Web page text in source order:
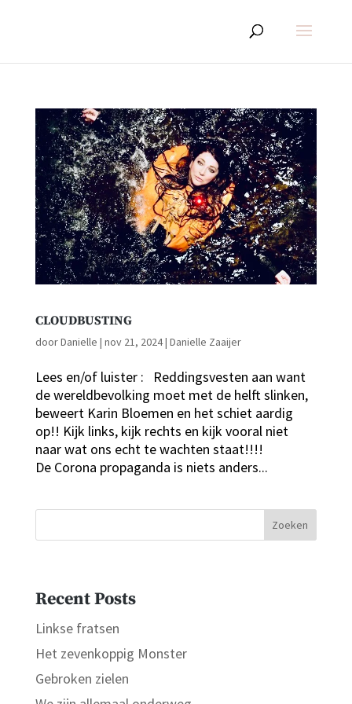
CLOUDBUSTING
doorDanielle | nov 21, 2024| Danielle Zaaijer
Lees en/of luister : Reddingsvesten aan want
de wereldbevolking moet met de helft slinken,
beweert Karin Bloemen en het schiet aardig
op!! Kijk links, kijk rechts en kijk vooral niet
naar wat ons echt te wachten staat!!!!
De Corona propaganda is niets anders...
Zoeken
Recent Posts
Linkse fratsen
Het zevenkoppig Monster
Gebroken zielen